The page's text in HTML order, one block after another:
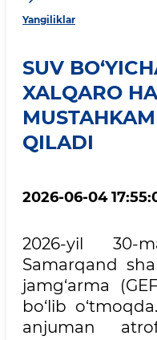
Yangiliklar
SUV
XALQARO
QILADI
2026-06-04
2026-yil 30-
Samarqand
jamg‘arma
bo‘lib
anjuman